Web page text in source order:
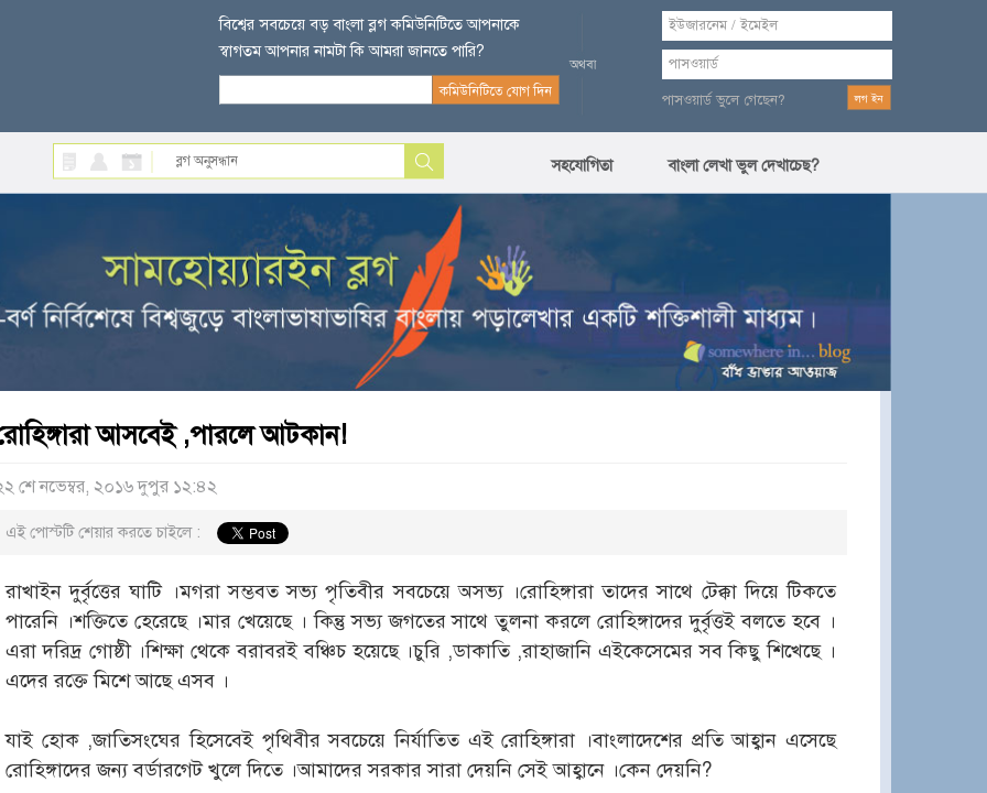
বিশ্বের সবচেয়ে বড় বাংলা ব্লগ কমিউনিটিতে আপনাকে
স্বাগতম আপনার নামটা কি আমরা জানতে পারি?
পাসওয়ার্ড ভুলে গেছেন?
সহযোগিতা বাংলা লেখা ভুল দেখাচেছ?
আসবেই ,পারলে আটকান!
শে নভেম্বর, ২০১৬ দুপুর ১২:৪২
এই পোস্টটি শেয়ার করতে চাইলে :
রাখাইন দুর্বৃত্তের ঘাটি ।মগরা সম্ভবত সভ্য পৃতিবীর সবচেয়ে অসভ্য ।রোহিঙ্গারা তাদের সাথে টেক্কা দিয়ে টিকতে
পারেনি ।শক্তিতে হেরেছে ।মার খেয়েছে । কিন্তু সভ্য জগতের সাথে তুলনা করলে রোহিঙ্গাদের দুর্বৃত্তই বলতে হবে ।
এরা দরিদ্র গোষ্ঠী ।শিক্ষা থেকে বরাবরই বঞ্চিচ হয়েছে ।চুরি ,ডাকাতি ,রাহাজানি এইকেসেমের সব কিছু শিখেছে ।
এদের রক্তে মিশে আছে এসব ।
যাই হোক ,জাতিসংঘের হিসেবেই পৃথিবীর সবচেয়ে নির্যাতিত এই রোহিঙ্গারা ।বাংলাদেশের প্রতি আহ্বান এসেছে
রোহিঙ্গাদের জন্য বর্ডারগেট খুলে দিতে ।আমাদের সরকার সারা দেয়নি সেই আহ্বানে ।কেন দেয়নি?